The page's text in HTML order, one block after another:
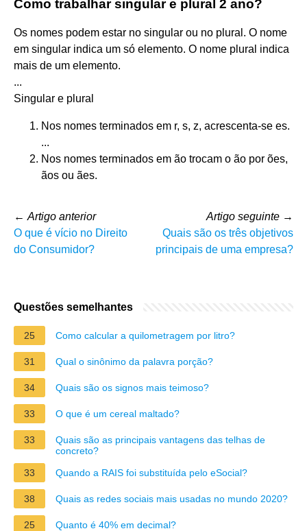
Como trabalhar singular e plural 2 ano?
Os nomes podem estar no singular ou no plural. O nome
em singular indica um só elemento. O nome plural indica
mais de um elemento.
...
Singular e plural
Nos nomes terminados em r, s, z, acrescenta-se es.
...
Nos nomes terminados em ão trocam o ão por ões,
ãos ou ães.
← Artigo anterior
O que é vício no Direito
do Consumidor?
Artigo seguinte →
Quais são os três objetivos
principais de uma empresa?
Questões semelhantes
25 Como calcular a quilometragem por litro?
31 Qual o sinônimo da palavra porção?
34 Quais são os signos mais teimoso?
33 O que é um cereal maltado?
33
Quais são as principais vantagens das telhas de
concreto?
33
Quando a RAIS foi substituída pelo eSocial?
38 Quais as redes sociais mais usadas no mundo 2020?
25 Quanto é 40% em decimal?